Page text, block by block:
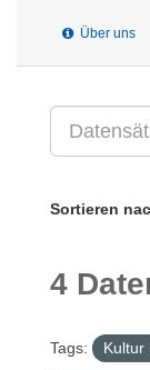
Über uns
Sortieren
4
Tags: Kultur